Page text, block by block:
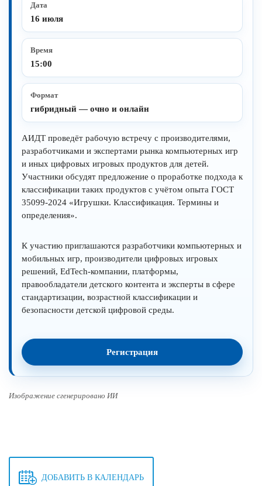
Дата
16 июля
Время
15:00
Формат
гибридный — очно и онлайн
АИДТ проведёт рабочую встречу с производителями,
разработчиками и экспертами рынка компьютерных игр
и иных цифровых игровых продуктов для детей.
Участники обсудят предложение о проработке подхода к
классификации таких продуктов с учётом опыта ГОСТ
35099-2024 «Игрушки. Классификация. Термины и
определения».
К участию приглашаются разработчики компьютерных и
мобильных игр, производители цифровых игровых
решений, EdTech-компании, платформы,
правообладатели детского контента и эксперты в сфере
стандартизации, возрастной классификации и
безопасности детской цифровой среды.
Регистрация
Изображение сгенерировано ИИ
ДОБАВИТЬ В КАЛЕНДАРЬ